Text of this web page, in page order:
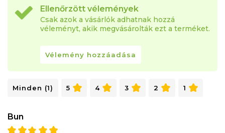
Ellenőrzött vélemények
Csak azok a vásárlók adhatnak hozzá
véleményt, akik megvásárolták ezt a terméket.
Vélemény hozzáadása
Minden (1) 5 4 3 2 1
Bun